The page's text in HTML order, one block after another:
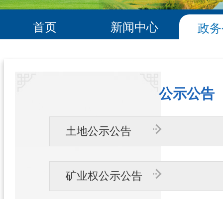
首页 新闻中心 政
公示公告
土地公示公告
矿业权公示公告